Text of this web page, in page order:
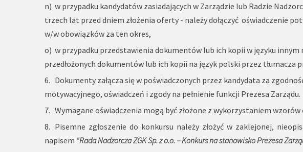
n) w przypadku kandydatów zasiadających w Zarządzie lub Radzie
trzech lat przed dniem złożenia oferty - należy dołączyć oświadczenie
w/w obowiązków za ten okres,
o) w przypadku przedstawienia dokumentów lub ich kopii w języku innym
przedłożonych dokumentów lub ich kopii na język polski przez tłumacza
6. Dokumenty załącza się w poświadczonych przez kandydata za
motywacyjnego, oświadczeń i zgody na pełnienie funkcji Prezesa Zarządu.
7. Wymagane oświadczenia mogą być złożone z wykorzystaniem
8. Pisemne zgłoszenie do konkursu należy złożyć w zaklejonej,
napisem "RadaNadzorczaZGKSp.z o.o.–Konkursnastanowisko Prezesa